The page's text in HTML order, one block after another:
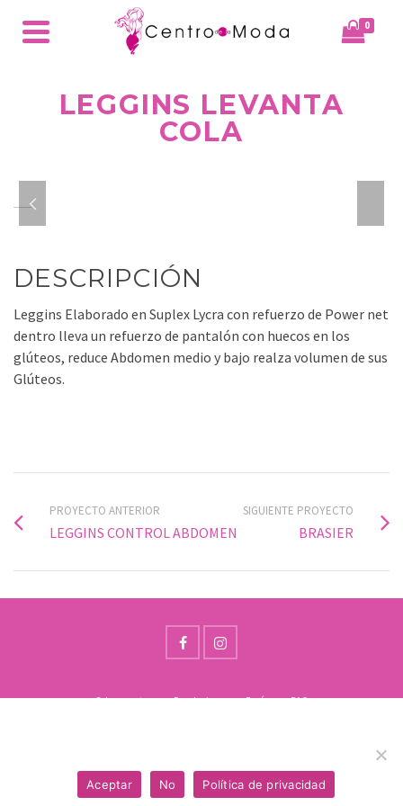
0
LEGGINS LEVANTA
COLA
DESCRIPCIÓN
Leggins Elaborado en Suplex Lycra con refuerzo de Power net
dentro lleva un refuerzo de pantalón con huecos en los
glúteos, reduce Abdomen medio y bajo realza volumen de sus
Glúteos.
PROYECTO ANTERIOR
LEGGINS CONTROL ABDOMEN
SIGUIENTE PROYECTO
BRASIER
Sobre nosotros Devoluciones Envíos FAQ
WhatsApp +57 321 4791761
© 2026 Centro de la moda | Diseñado por:Don Propio
Aceptar
No Política de privacidad